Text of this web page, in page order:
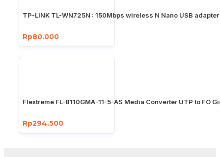
TP-LINK TL-WN725N : 150Mbps wireless N Nano USB adapter
Rp80.000
Flextreme FL-8110GMA-11-5-AS Media Converter UTP to FO
Rp294.500